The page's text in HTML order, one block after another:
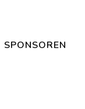
SPONSOREN